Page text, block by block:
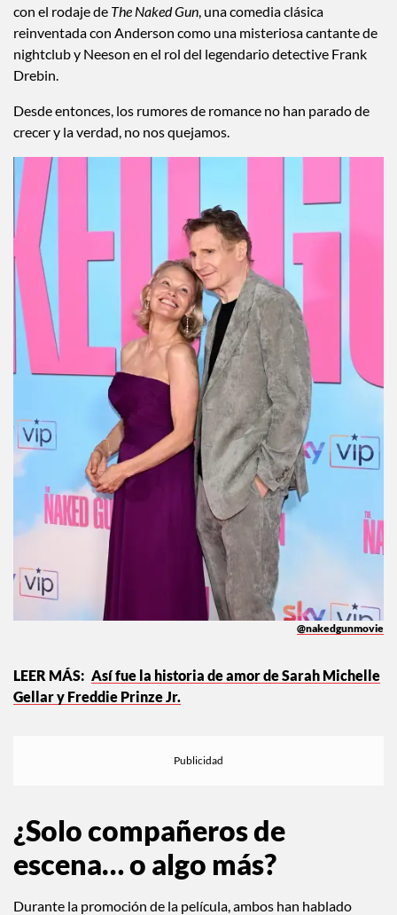
con el rodaje de The Naked Gun, una comedia clásica
reinventada con Anderson como una misteriosa cantante de
nightclub y Neeson en el rol del legendario detective Frank
Drebin.
Desde entonces, los rumores de romance no han parado de
crecer y la verdad, no nos quejamos.
@nakedgunmovie
Así fue la historia de amor de Sarah Michelle
Gellar y Freddie Prinze Jr.
¿Solo compañeros de
escena… o algo más?
Durante la promoción de la película, ambos han hablado